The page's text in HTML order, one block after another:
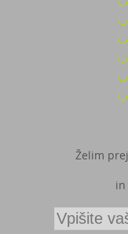
Želim
in